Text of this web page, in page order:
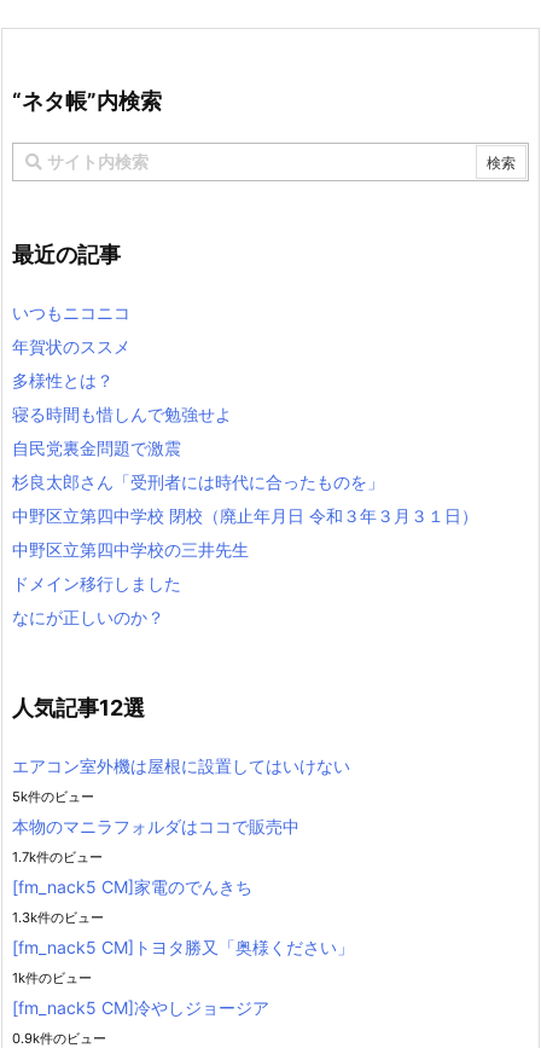
“ネタ帳”内検索
最近の記事
いつもニコニコ
年賀状のススメ
多様性とは？
寝る時間も惜しんで勉強せよ
自民党裏金問題で激震
杉良太郎さん「受刑者には時代に合ったものを」
中野区立第四中学校 閉校（廃止年月日 令和３年３月３１日）
中野区立第四中学校の三井先生
ドメイン移行しました
なにが正しいのか？
人気記事12選
エアコン室外機は屋根に設置してはいけない
5k件のビュー
本物のマニラフォルダはココで販売中
1.7k件のビュー
[fm_nack5 CM]家電のでんきち
1.3k件のビュー
[fm_nack5 CM]トヨタ勝又「奥様ください」
1k件のビュー
[fm_nack5 CM]冷やしジョージア
0.9k件のビュー